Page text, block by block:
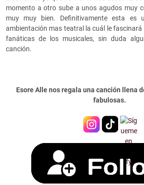
momento a otro sube a unos agudos muy
muy muy bien. Definitivamente esta es
ambientación mas teatral la cuál le
fanáticas de los musicales, sin duda
canción.
Esore Alle nos regala una canción llena
fabulosas.